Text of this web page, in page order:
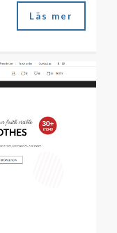
Läs mer